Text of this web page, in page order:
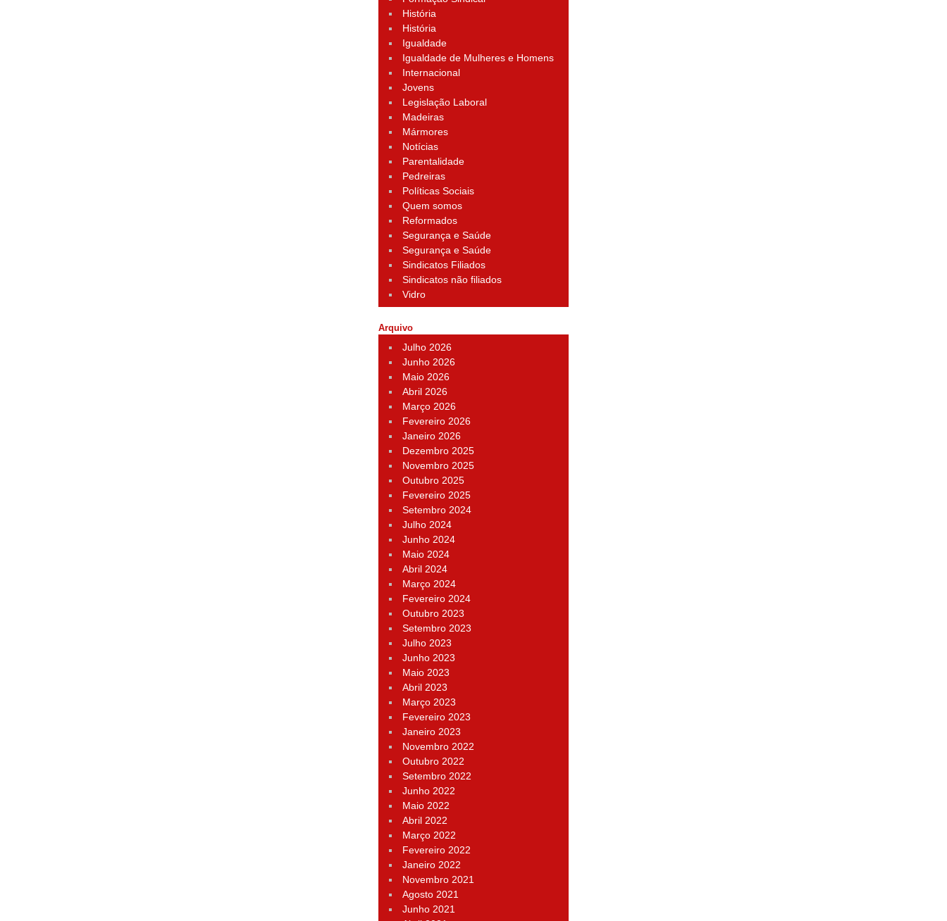
História
História
Igualdade
Igualdade de Mulheres e Homens
Internacional
Jovens
Legislação Laboral
Madeiras
Mármores
Notícias
Parentalidade
Pedreiras
Políticas Sociais
Quem somos
Reformados
Segurança e Saúde
Segurança e Saúde
Sindicatos Filiados
Sindicatos não filiados
Vidro
Arquivo
Julho 2026
Junho 2026
Maio 2026
Abril 2026
Março 2026
Fevereiro 2026
Janeiro 2026
Dezembro 2025
Novembro 2025
Outubro 2025
Fevereiro 2025
Setembro 2024
Julho 2024
Junho 2024
Maio 2024
Abril 2024
Março 2024
Fevereiro 2024
Outubro 2023
Setembro 2023
Julho 2023
Junho 2023
Maio 2023
Abril 2023
Março 2023
Fevereiro 2023
Janeiro 2023
Novembro 2022
Outubro 2022
Setembro 2022
Junho 2022
Maio 2022
Abril 2022
Março 2022
Fevereiro 2022
Janeiro 2022
Novembro 2021
Agosto 2021
Junho 2021